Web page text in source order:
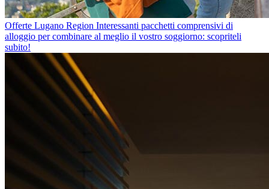
Offerte Lugano Region Interessanti pacchetti comprensivi di
alloggio per combinare al meglio il vostro soggiorno: scopriteli
subito!